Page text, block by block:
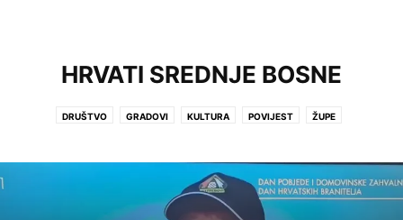
HRVATI SREDNJE BOSNE
DRUŠTVO GRADOVI KULTURA POVIJEST ŽUPE